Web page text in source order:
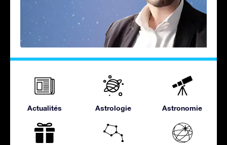
Actualités Astrologie Astronomie